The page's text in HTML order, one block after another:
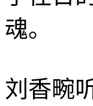
魂。
刘香畹